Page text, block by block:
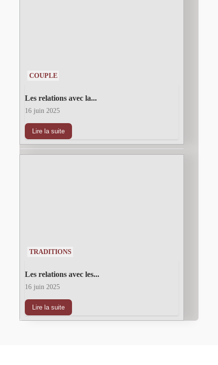
COUPLE
Les relations avec la...
16 juin 2025
Lire la suite
TRADITIONS
Les relations avec les...
16 juin 2025
Lire la suite